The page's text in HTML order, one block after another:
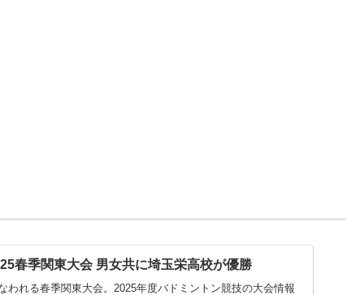
春季関東大会 男女共に埼玉栄高校が優勝
われる春季関東大会。2025年度バドミントン競技の大会情報